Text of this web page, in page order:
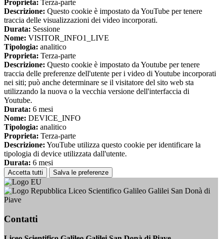
Proprieta: Terza-parte
Descrizione: Questo cookie è impostato da YouTube per tenere
traccia delle visualizzazioni dei video incorporati.
Durata: Sessione
Nome: VISITOR_INFO1_LIVE
Tipologia: analitico
Proprieta: Terza-parte
Descrizione: Questo cookie è impostato da Youtube per tenere
traccia delle preferenze dell'utente per i video di Youtube incorporati
nei siti; può anche determinare se il visitatore del sito web sta
utilizzando la nuova o la vecchia versione dell'interfaccia di
Youtube.
Durata: 6 mesi
Nome: DEVICE_INFO
Tipologia: analitico
Proprieta: Terza-parte
Descrizione: YouTube utilizza questo cookie per identificare la
tipologia di device utilizzata dall'utente.
Durata: 6 mesi
Accetta tutti Salva le preferenze
Liceo Scientifico Galileo Galilei San Donà di
Piave
Contatti